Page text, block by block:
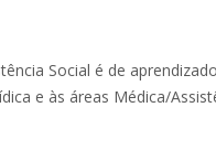
Social é de
e às áreas Médica/